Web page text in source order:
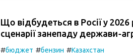
Що відбудеться в Росії у
сценарії занепаду держави-
#бюджет #бензин #Казахстан